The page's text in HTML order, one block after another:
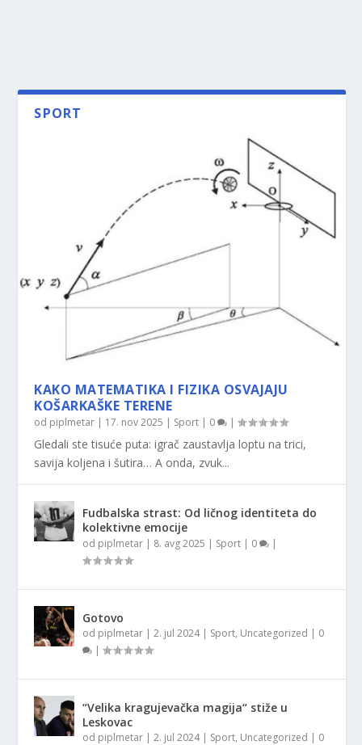
SPORT
KAKO MATEMATIKA I FIZIKA OSVAJAJU
KOŠARKAŠKE TERENE
od piplmetar | 17. nov 2025 | Sport | 0 |
Gledali ste tisuće puta: igrač zaustavlja loptu na trici,
savija koljena i šutira… A onda, zvuk...
Fudbalska strast: Od ličnog identiteta do
kolektivne emocije
od piplmetar | 8. avg 2025 | Sport | 0 |
Gotovo
od piplmetar |2. jul 2024| Sport, Uncategorized | 0
|
“Velika kragujevačka magija“ stiže u
Leskovac
od piplmetar |2. jul 2024| Sport, Uncategorized | 0